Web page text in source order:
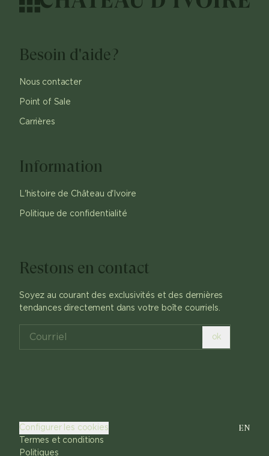
Besoin d'aide?
Nous contacter
Point of Sale
Carrières
Information
L'histoire de Château d'Ivoire
Politique de confidentialité
Restons en contact
Soyez au courant des exclusivités et des dernières
tendances directement dans votre boîte courriels.
ok
Configurer les cookies
Termes et conditions
Politiques
EN